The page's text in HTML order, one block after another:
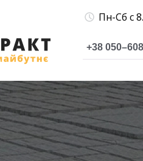
Пн-Сб с
+38